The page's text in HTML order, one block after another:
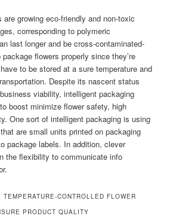
are growing eco-friendly and non-toxic
corresponding to polymeric
last longer and be cross-contaminated-
flowers properly since they’re
to be stored at a sure temperature and
Despite its nascent status
viability, intelligent packaging
boost minimize flower safety, high
One sort of intelligent packaging is using
are small units printed on packaging
package labels. In addition, clever
the flexibility to communicate info
TEMPERATURE-CONTROLLED FLOWER
PRODUCT QUALITY